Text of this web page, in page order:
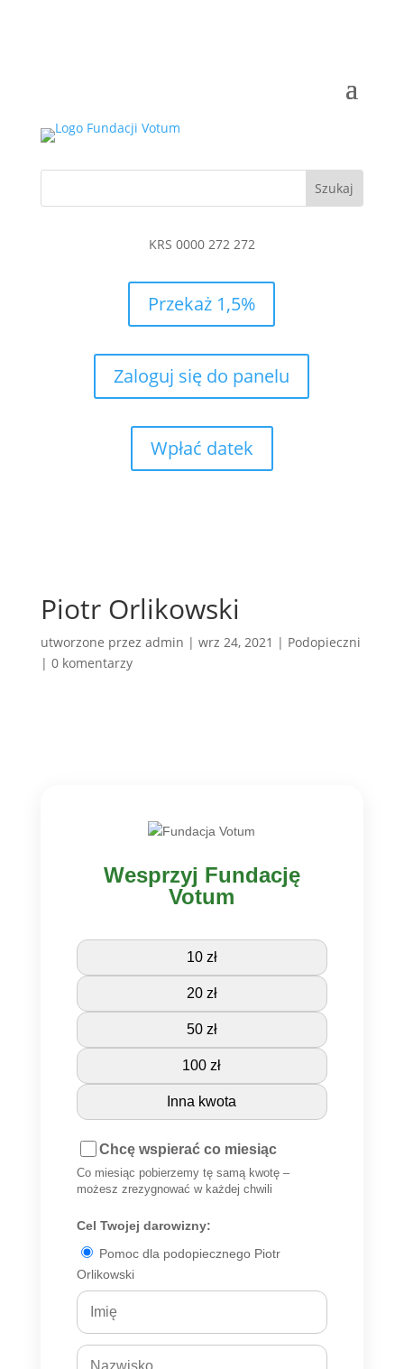
KRS 0000 272 272
Przekaż 1,5%
Zaloguj się do panelu
Wpłać datek
Piotr Orlikowski
utworzone przez admin | wrz 24, 2021 | Podopieczni
| 0 komentarzy
Wesprzyj Fundację
Votum
10 zł
20 zł
50 zł
100 zł
Inna kwota
Chcę wspierać co miesiąc
Co miesiąc pobierzemy tę samą kwotę –
możesz zrezygnować w każdej chwili
Cel Twojej darowizny:
Pomoc dla podopiecznego Piotr
Orlikowski